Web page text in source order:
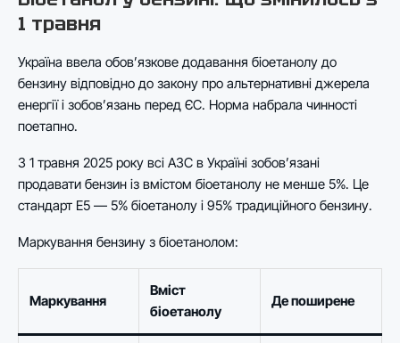
1 травня
Україна ввела обов’язкове додавання біоетанолу до
бензину відповідно до закону про альтернативні джерела
енергії і зобов’язань перед ЄС. Норма набрала чинності
поетапно.
З 1 травня 2025 року всі АЗС в Україні зобов’язані
продавати бензин із вмістом біоетанолу не менше 5%. Це
стандарт E5 — 5% біоетанолу і 95% традиційного бензину.
Маркування бензину з біоетанолом:
Маркування
Вміст
біоетанолу
Де поширене